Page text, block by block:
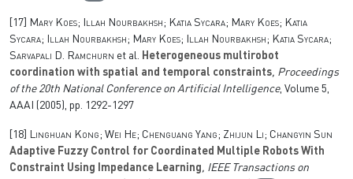
[17]
Mary Koes; Illah Nourbakhsh; Katia Sycara; Mary Koes; Katia
Sycara; Illah Nourbakhsh; Mary Koes; Illah Nourbakhsh; Katia Sycara;
Sarvapali D. Ramchurn et al. Heterogeneous multirobot
coordination with spatial and temporal constraints, Proceedings
of the 20th National Conference on Artificial Intelligence, Volume 5,
AAAI (2005), pp. 1292-1297
[18]
Linghuan Kong; Wei He; Chenguang Yang; Zhijun Li; Changyin Sun
Adaptive Fuzzy Control for Coordinated Multiple Robots With
Constraint Using Impedance Learning, IEEE Transactions on